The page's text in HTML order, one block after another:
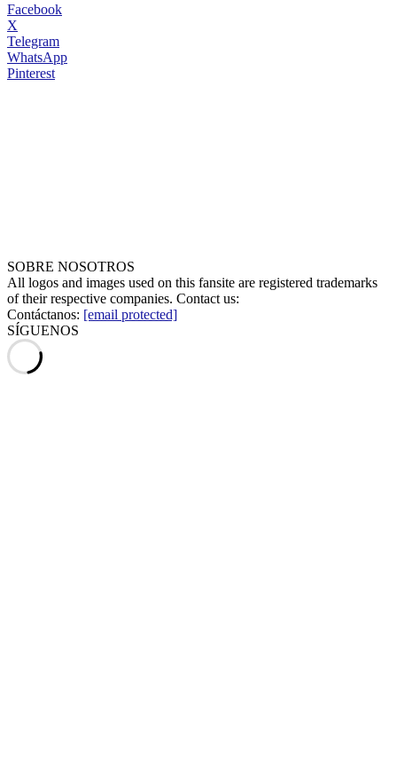
Facebook
X
Telegram
WhatsApp
Pinterest
SOBRE NOSOTROS
All logos and images used on this fansite are registered trademarks
of their respective companies. Contact us:
Contáctanos: [email protected]
SÍGUENOS